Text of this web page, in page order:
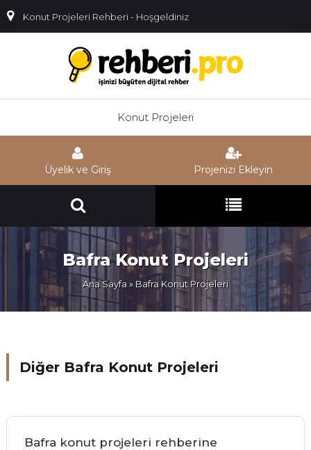
Konut Projeleri Rehberi - Hoşgeldiniz
Konut Projeleri
Üyelik ve Giriş Projenizi Ekleyin
Bafra Konut Projeleri
Ana Sayfa» Bafra Konut Projeleri
Diğer Bafra Konut Projeleri
Bafra konut projeleri rehberine